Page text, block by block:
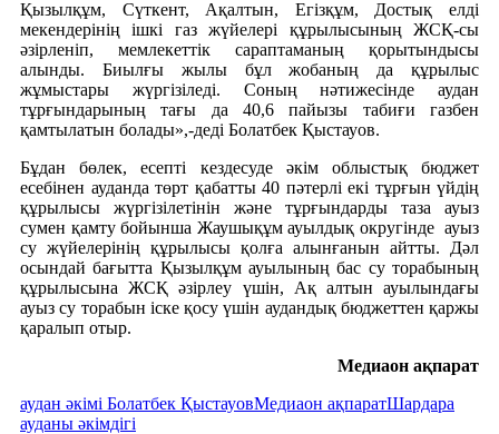
Қызылқұм, Сүткент, Ақалтын, Егізқұм, Достық елді
мекендерінің ішкі газ жүйелері құрылысының ЖСҚ-сы
әзірленіп, мемлекеттік сараптаманың қорытындысы
алынды. Биылғы жылы бұл жобаның да құрылыс
жұмыстары жүргізіледі. Соның нәтижесінде аудан
тұрғындарының тағы да 40,6 пайызы табиғи газбен
қамтылатын болады»,-деді Болатбек Қыстауов.
Бұдан бөлек, есепті кездесуде әкім облыстық бюджет
есебінен ауданда төрт қабатты 40 пәтерлі екі тұрғын үйдің
құрылысы жүргізілетінін және тұрғындарды таза ауыз
сумен қамту бойынша Жаушықұм ауылдық округінде ауыз
су жүйелерінің құрылысы қолға алынғанын айтты. Дәл
осындай бағытта Қызылқұм ауылының бас су торабының
құрылысына ЖСҚ әзірлеу үшін, Ақ алтын ауылындағы
ауыз су торабын іске қосу үшін аудандық бюджеттен қаржы
қаралып отыр.
Медиаон ақпарат
аудан әкімі Болатбек ҚыстауовМедиаон ақпаратШардара
ауданы әкімдігі